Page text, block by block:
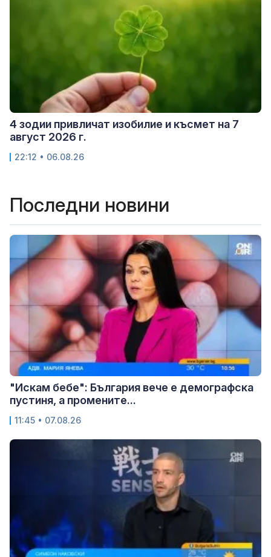
4 зодии привличат изобилие и късмет на 7
август 2026 г.
22:12 • 06.08.26
Последни новини
"Искам бебе": България вече е демографска
пустиня, а промените...
11:45 • 07.08.26